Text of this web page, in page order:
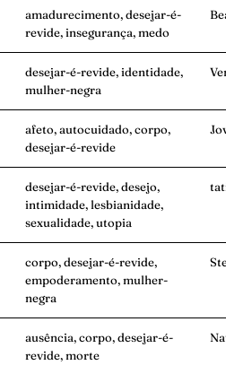
amadurecimento, desejar-é-
revide, insegurança, medo
desejar-é-revide, identidade,
mulher-negra
afeto, autocuidado, corpo,
desejar-é-revide
desejar-é-revide, desejo,
intimidade, lesbianidade,
sexualidade, utopia
corpo, desejar-é-revide,
empoderamento, mulher-
negra
ausência, corpo, desejar-é-
revide, morte